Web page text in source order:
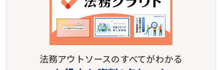
法務アウトソースのすべてがわかる